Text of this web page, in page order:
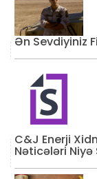
Ən Sevdiyiniz
C&J Enerji
Nəticələri